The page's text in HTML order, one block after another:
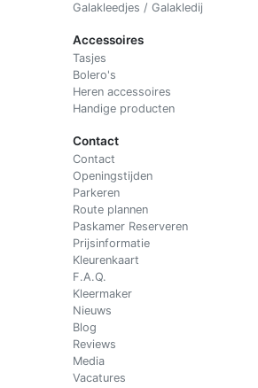
Galakleedjes / Galakledij
Accessoires
Tasjes
Bolero's
Heren accessoires
Handige producten
Contact
Contact
Openingstijden
Parkeren
Route plannen
Paskamer Reserveren
Prijsinformatie
Kleurenkaart
F.A.Q.
Kleermaker
Nieuws
Blog
Reviews
Media
Vacatures